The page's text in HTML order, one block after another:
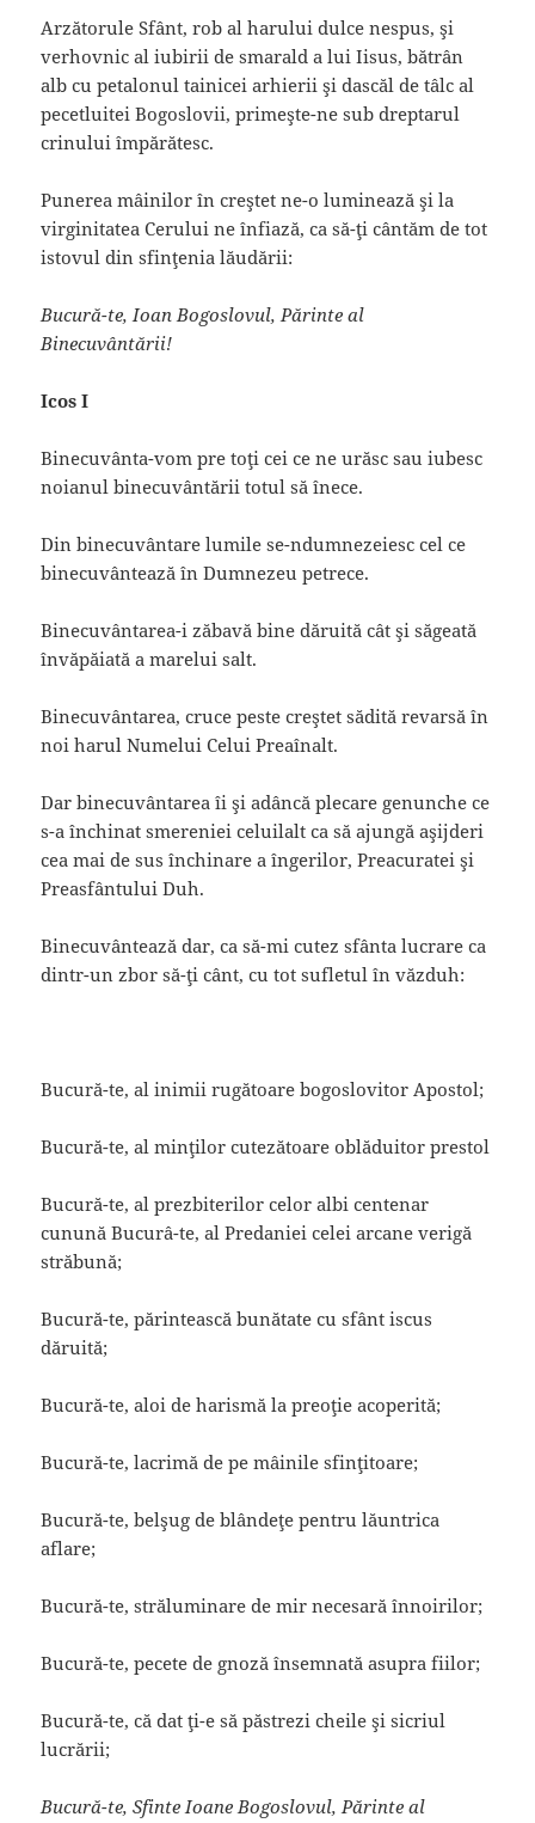
Arzătorule Sfânt, rob al harului dulce nespus, şi
verhovnic al iubirii de smarald a lui Iisus, bătrân
alb cu petalonul tainicei arhierii şi dascăl de tâlc al
pecetluitei Bogoslovii, primeşte-ne sub dreptarul
crinului împărătesc.
Punerea mâinilor în creştet ne-o luminează şi la
virginitatea Cerului ne înfiază, ca să-ţi cântăm de tot
istovul din sfinţenia lăudării:
Bucură-te, Ioan Bogoslovul, Părinte al
Binecuvântării!
Icos I
Binecuvânta-vom pre toţi cei ce ne urăsc sau iubesc
noianul binecuvântării totul să înece.
Din binecuvântare lumile se-ndumnezeiesc cel ce
binecuvântează în Dumnezeu petrece.
Binecuvântarea-i zăbavă bine dăruită cât şi săgeată
învăpăiată a marelui salt.
Binecuvântarea, cruce peste creştet sădită revarsă în
noi harul Numelui Celui Preaînalt.
Dar binecuvântarea îi şi adâncă plecare genunche ce
s-a închinat smereniei celuilalt ca să ajungă aşijderi
cea mai de sus închinare a îngerilor, Preacuratei şi
Preasfântului Duh.
Binecuvântează dar, ca să-mi cutez sfânta lucrare ca
dintr-un zbor să-ţi cânt, cu tot sufletul în văzduh:
Bucură-te, al inimii rugătoare bogoslovitor Apostol;
Bucură-te, al minţilor cutezătoare oblăduitor prestol
Bucură-te, al prezbiterilor celor albi centenar
cunună Bucurâ-te, al Predaniei celei arcane verigă
străbună;
Bucură-te, părintească bunătate cu sfânt iscus
dăruită;
Bucură-te, aloi de harismă la preoţie acoperită;
Bucură-te, lacrimă de pe mâinile sfinţitoare;
Bucură-te, belşug de blândeţe pentru lăuntrica
aflare;
Bucură-te, străluminare de mir necesară înnoirilor;
Bucură-te, pecete de gnoză însemnată asupra fiilor;
Bucură-te, că dat ţi-e să păstrezi cheile şi sicriul
lucrării;
Bucură-te, Sfinte Ioane Bogoslovul, Părinte al